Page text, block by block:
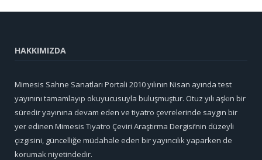
HAKKIMIZDA
Mimesis Sahne Sanatları Portali 2010 yılının Nisan ayında test
yayınını tamamlayıp okuyucusuyla buluşmuştur. Otuz yılı aşkın bir
süredir yayınına devam eden ve tiyatro çevrelerinde saygın bir
yer edinen Mimesis Tiyatro Çeviri Araştırma Dergisi’nin düzeyli
çizgisini, güncelliğe müdahale eden bir yayıncılık yaparken de
korumak niyetindedir.